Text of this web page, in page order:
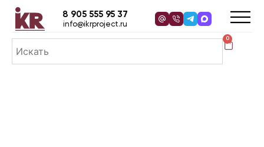
0
8 905 555 95 37
info@ikrproject.ru